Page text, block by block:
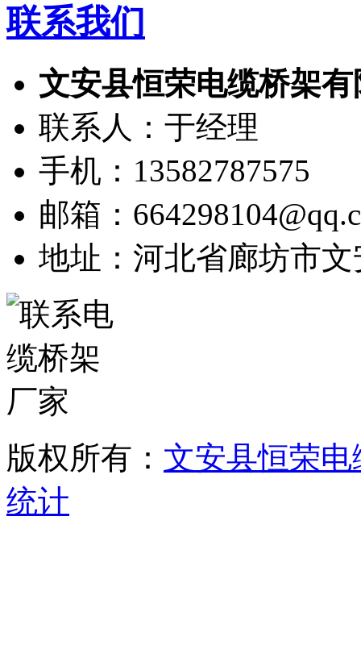
联系我们
文安县恒荣电缆桥架
联系人：于经理
手机：13582787575
邮箱：
地址：河北省廊坊市
版权所有： 文安县恒荣
统计